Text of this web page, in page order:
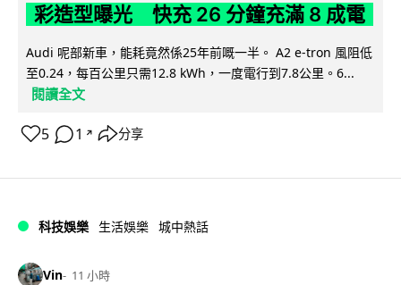
彩造型曝光 快充 26 分鐘充滿 8 成電
Audi 呢部新車，能耗竟然係25年前嘅一半。 A2 e-tron 風阻低
至0.24，每百公里只需12.8 kWh，一度電行到7.8公里。6...
閱讀全文
5 1 ↗ 分享
科技娛樂 生活娛樂 城中熱話
Vin 11 小時